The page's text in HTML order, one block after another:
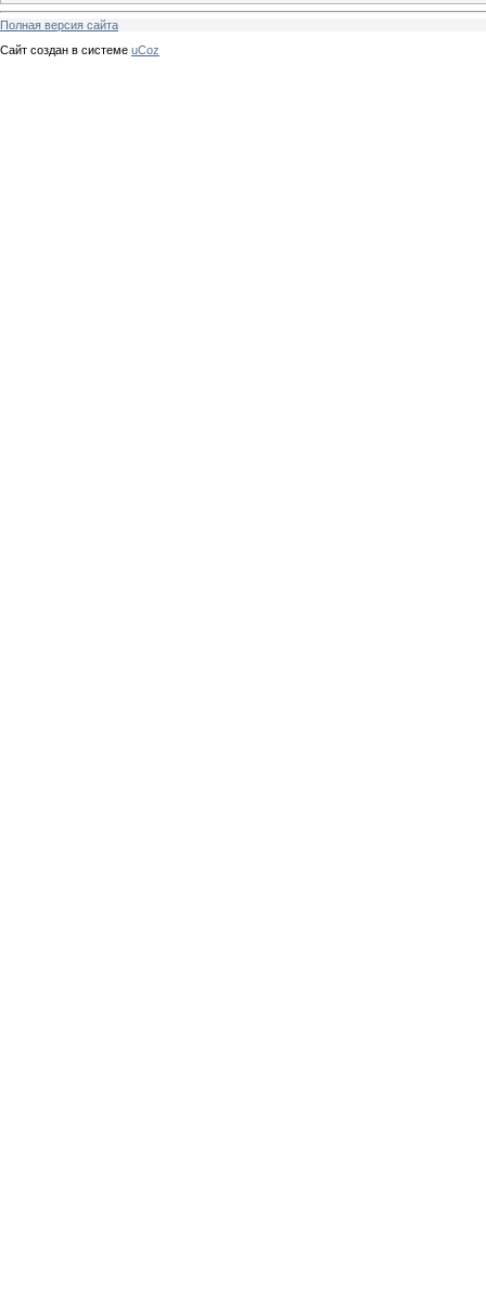
Полная версия сайта
Сайт создан в системе uCoz